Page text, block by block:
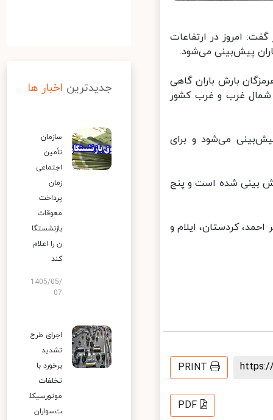
امروز در ارتفاعات
پیش‌بینی می‌شود.
بارش باران گاهی
شمال غرب و غرب کشور
می‌شود و برای
بینی شده است و پنج
کردستان، ایلام و
PRINT
PDF
جدیدترین اخبار ها
سازمان
تأمین
اجتماعی
زمان
پرداخت
معوقات
بازنشستگا
ن را اعلام
کند
1405/05/
07
اجرای طرح
تشدید
برخورد با
تخلفات
موتورسیکل
ت‌سواران